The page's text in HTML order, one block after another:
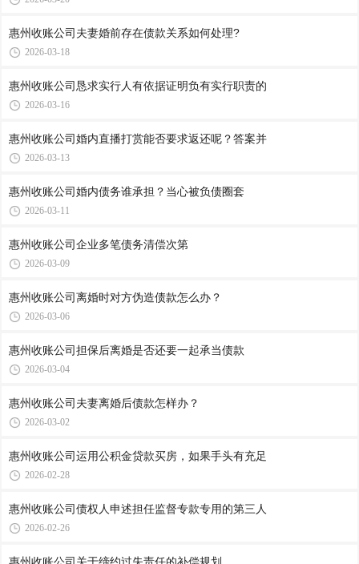
惠州收账公司​夫妻婚前存在债款关系如何处理?
2026-03-18
惠州收账公司​恳求实行人有依据证明负有实行职责的
2026-03-16
惠州收账公司​婚内直播打赏能否要求返还呢？答案并
2026-03-13
惠州收账公司​婚内债务谁承担？当心被负债圈套
2026-03-11
惠州收账公司​企业多笔债务清偿次第
2026-03-09
惠州收账公司​离婚时对方伪造债款怎么办？
2026-03-06
惠州收账公司​担保后离婚是否还要一起承当债款
2026-03-04
惠州收账公司​夫妻离婚后债款怎样办？
2026-03-02
惠州收账公司​运用公积金贷款买房，如果手头有充足
2026-02-28
惠州收账公司​债权人申述担任监督专款专用的第三人
2026-02-26